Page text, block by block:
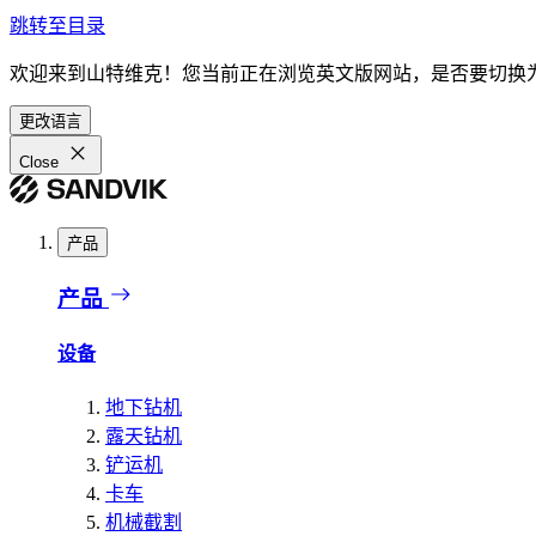
跳转至目录
欢迎来到山特维克！您当前正在浏览英文版网站，是否要切换
更改语言
Close
产品
产品
设备
地下钻机
露天钻机
铲运机
卡车
机械截割